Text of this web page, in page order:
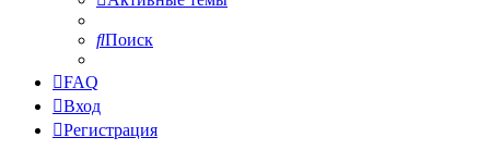
Поиск
FAQ
Вход
Регистрация